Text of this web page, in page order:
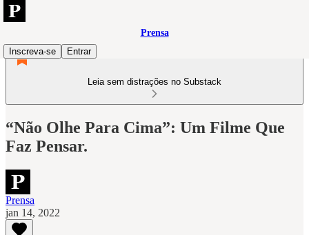
Prensa
Inscreva-se
Entrar
Leia sem distrações no Substack
“Não Olhe Para Cima”: Um Filme Que
Faz Pensar.
Prensa
jan 14, 2022